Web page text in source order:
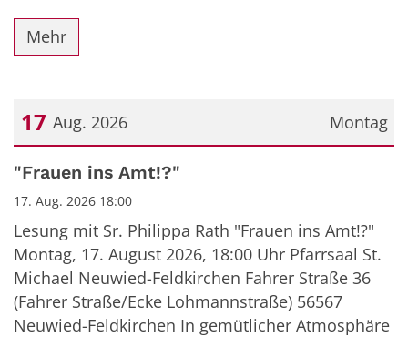
Mehr
Montag
17 Aug. 2026
Datum: 17. August 2026
"Frauen ins Amt!?"
17. Aug. 2026 18:00
Lesung mit Sr. Philippa Rath "Frauen ins Amt!?"
Montag, 17. August 2026, 18:00 Uhr Pfarrsaal St.
Michael Neuwied-Feldkirchen Fahrer Straße 36
(Fahrer Straße/Ecke Lohmannstraße) 56567
Neuwied-Feldkirchen In gemütlicher Atmosphäre